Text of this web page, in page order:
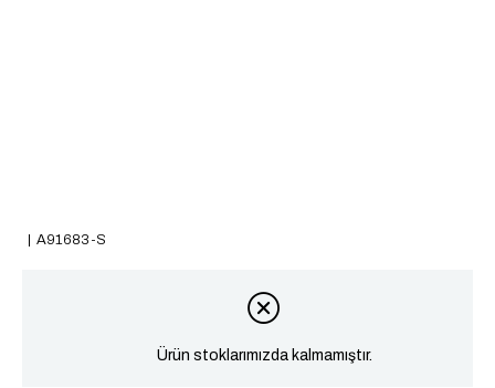
A91683-S
Ürün stoklarımızda kalmamıştır.